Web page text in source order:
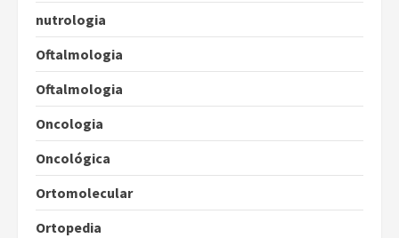
nutrologia
Oftalmologia
Oftalmologia
Oncologia
Oncológica
Ortomolecular
Ortopedia